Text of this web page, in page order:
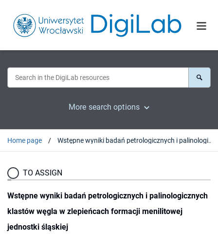
More search options
Home page Wstępne wyniki badań petrologicznych i palinologicznych klastów węgla w zlepieńcach formacji menilitowej jednostki śląskiej
TO ASSIGN
Wstępne wyniki badań petrologicznych i palinologicznych
klastów węgla w zlepieńcach formacji menilitowej
jednostki śląskiej